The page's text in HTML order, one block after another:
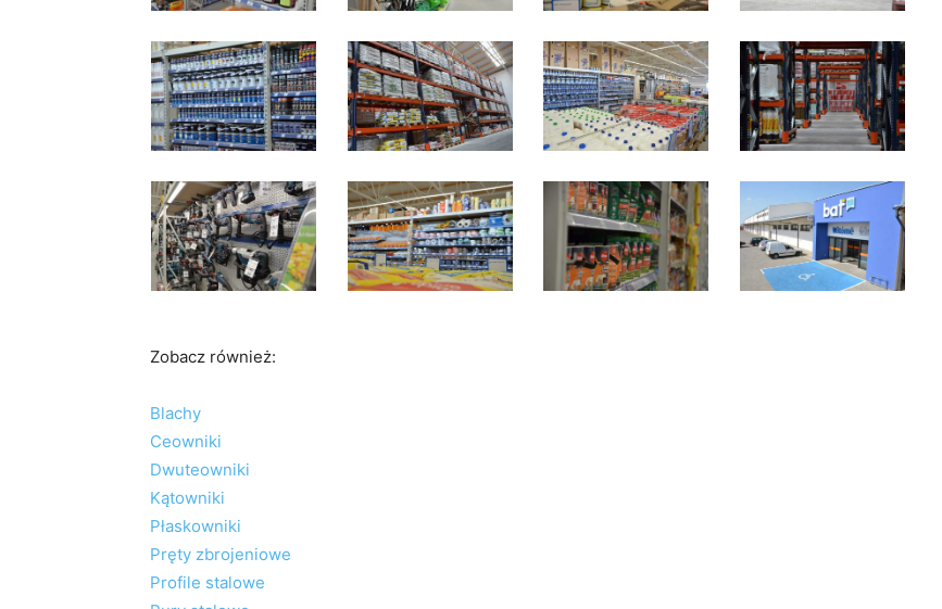
Zobacz również:
Blachy
Ceowniki
Dwuteowniki
Kątowniki
Płaskowniki
Pręty zbrojeniowe
Profile stalowe